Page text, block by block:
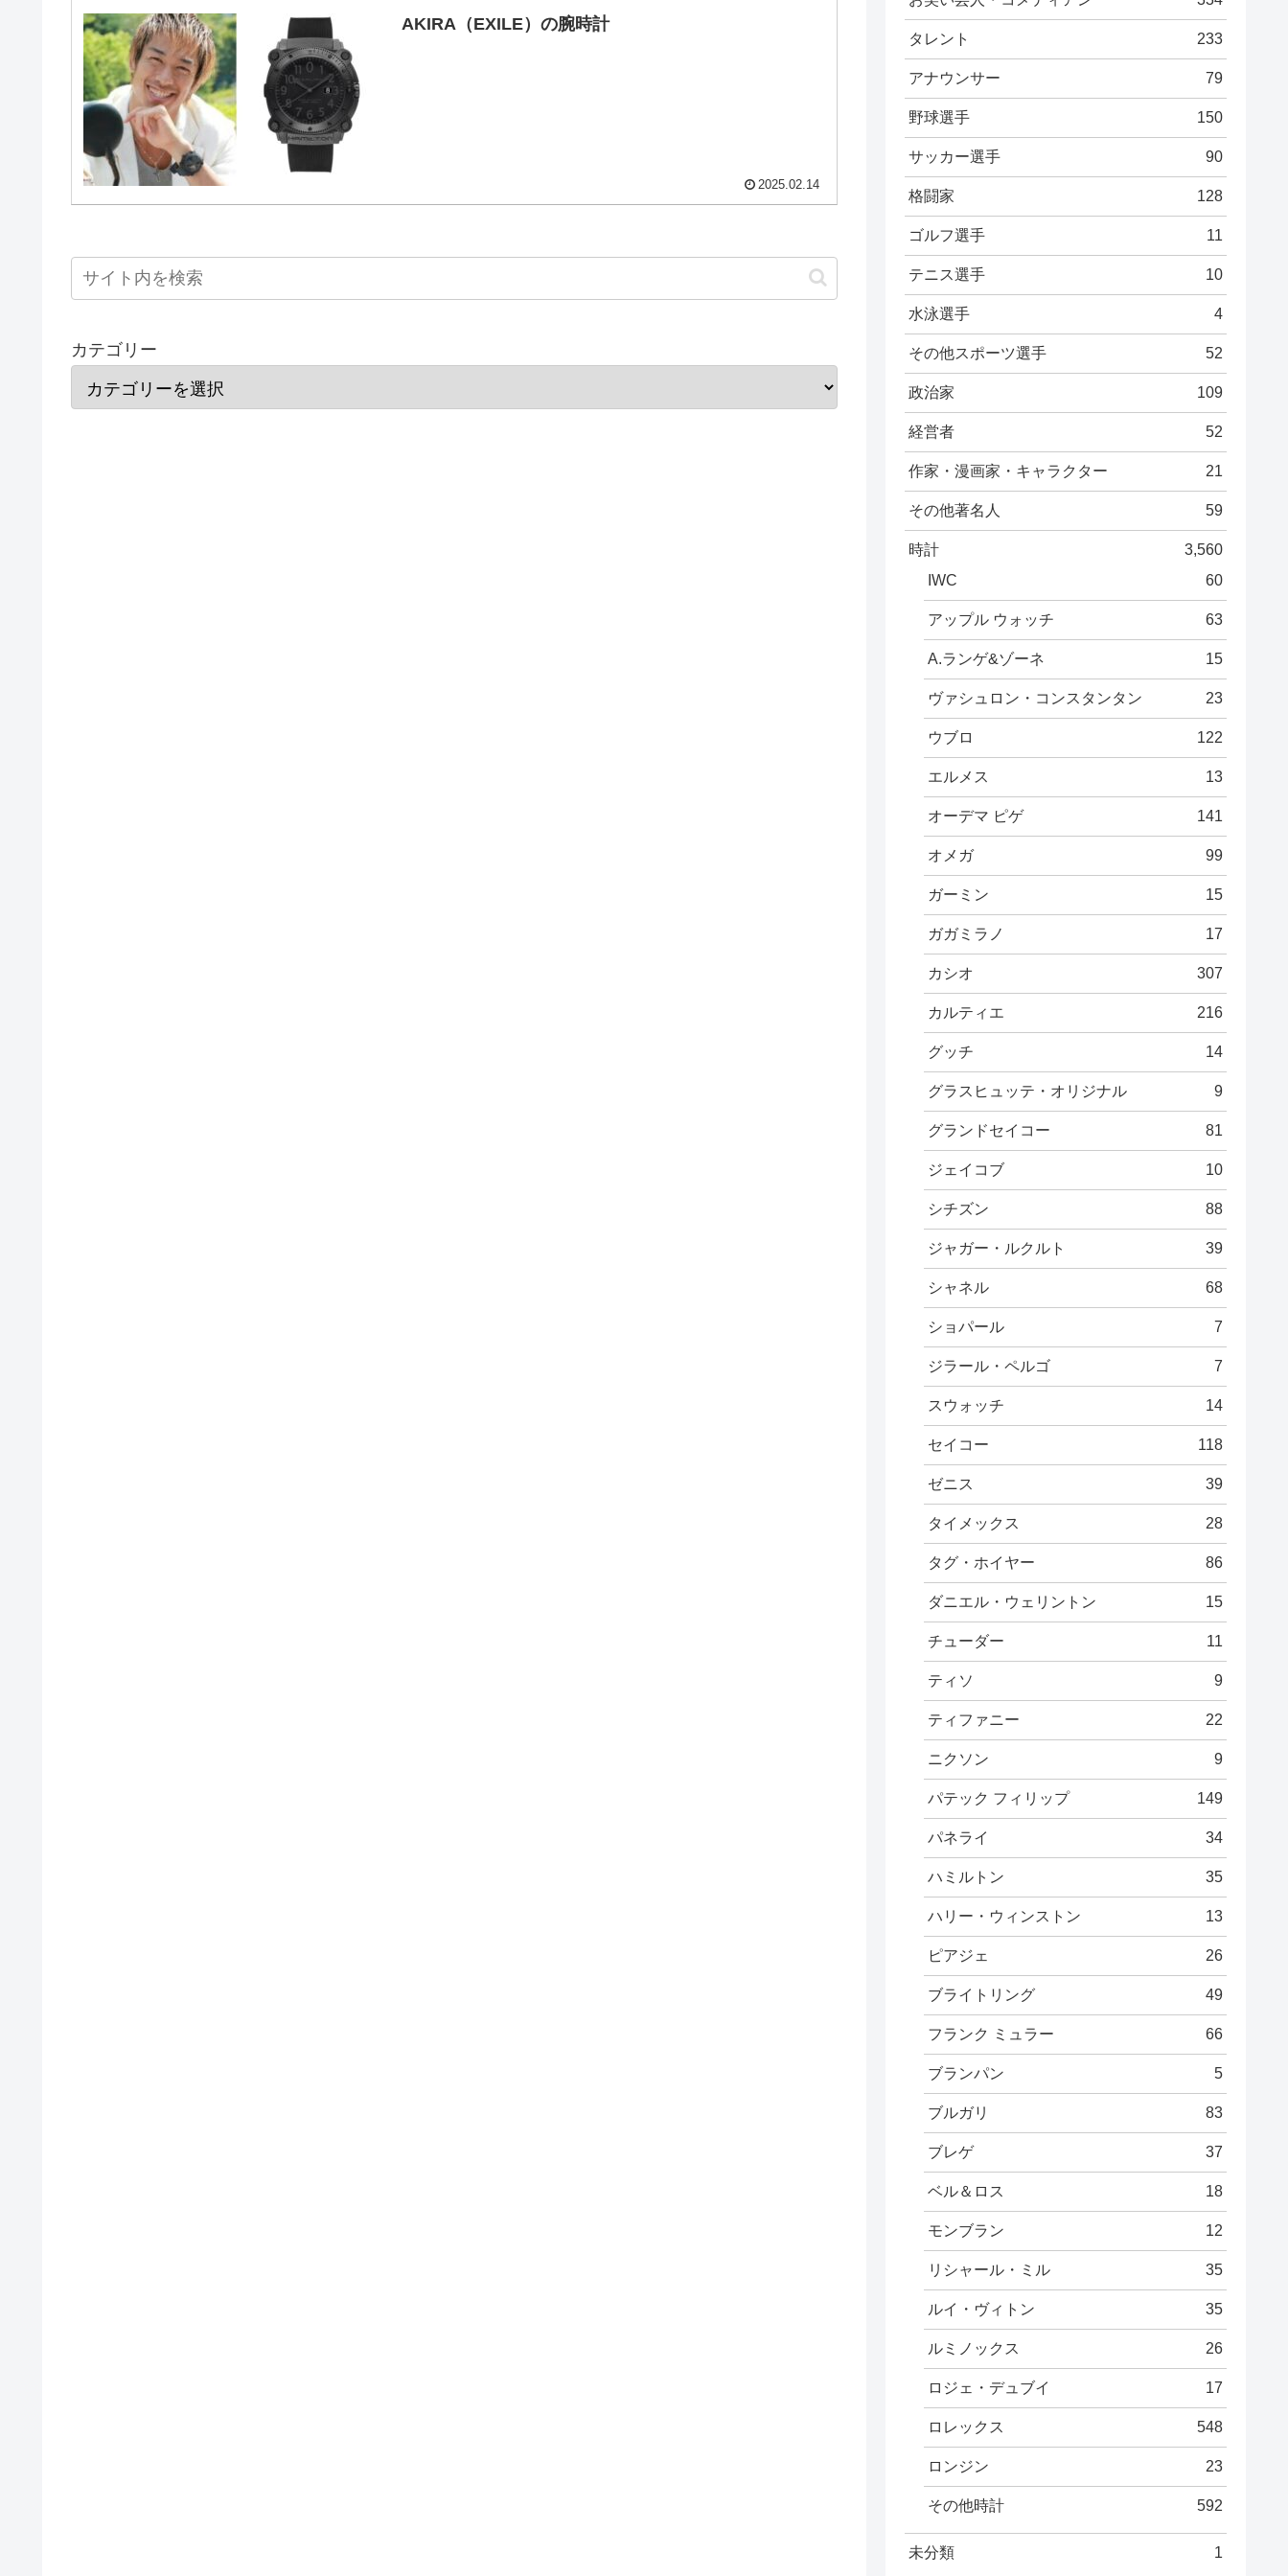
AKIRA（EXILE）の腕時計
2025.02.14
カテゴリー
タレント 233
アナウンサー 79
野球選手 150
サッカー選手 90
格闘家 128
ゴルフ選手 11
テニス選手 10
水泳選手 4
その他スポーツ選手 52
政治家 109
経営者 52
作家・漫画家・キャラクター 21
その他著名人 59
時計
3,560
IWC
60
アップル ウォッチ 63
A.ランゲ&ゾーネ 15
ヴァシュロン・コンスタンタン 23
ウブロ 122
エルメス 13
オーデマ ピゲ 141
オメガ 99
ガーミン 15
ガガミラノ 17
カシオ 307
カルティエ 216
グッチ 14
グラスヒュッテ・オリジナル 9
グランドセイコー 81
ジェイコブ 10
シチズン 88
ジャガー・ルクルト 39
シャネル 68
ショパール 7
ジラール・ペルゴ 7
スウォッチ 14
セイコー 118
ゼニス 39
タイメックス 28
タグ・ホイヤー 86
ダニエル・ウェリントン 15
チューダー 11
ティソ 9
ティファニー 22
ニクソン 9
パテック フィリップ 149
パネライ 34
ハミルトン 35
ハリー・ウィンストン 13
ピアジェ 26
ブライトリング 49
フランク ミュラー 66
ブランパン 5
ブルガリ 83
ブレゲ 37
ベル＆ロス 18
モンブラン 12
リシャール・ミル 35
ルイ・ヴィトン 35
ルミノックス 26
ロジェ・デュブイ 17
ロレックス 548
ロンジン 23
その他時計 592
未分類 1